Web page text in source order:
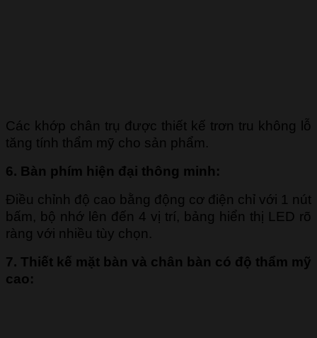
Các khớp chân trụ được thiết kế trơn tru không lỗ
tăng tính thẩm mỹ cho sản phẩm.
6. Bàn phím hiện đại thông minh:
Điều chỉnh độ cao bằng động cơ điện chỉ với 1 nút
bấm, bộ nhớ lên đến 4 vị trí, bảng hiển thị LED rõ
ràng với nhiều tùy chọn.
7. Thiết kế mặt bàn và chân bàn có độ thẩm mỹ
cao: